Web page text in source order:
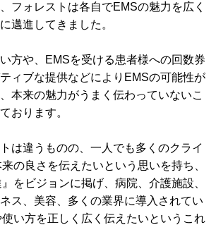
フォレストは各自でEMSの魅力を広く
邁進してきました。
方や、EMSを受ける患者様への回数券
ィブな提供などによりEMSの可能性が
本来の魅力がうまく伝わっていないこ
おります。
は違うものの、一人でも多くのクライ
の良さを伝えたいという思いを持ち、
』をビジョンに掲げ、病院、介護施設、
ス、美容、多くの業界に導入されてい
い方を正しく広く伝えたいというこれ